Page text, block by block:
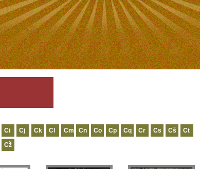
Ci Cj Ck Cl Cm Cn Co Cp Cq Cr Cs Cš
Ct
Cž